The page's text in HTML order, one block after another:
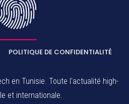
POLITIQUE DE CONFIDENTIALITÉ
en Tunisie. Toute l'actualité high-
et internationale.